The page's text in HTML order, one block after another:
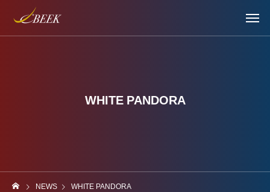
WHITE PANDORA
NEWS WHITE PANDORA